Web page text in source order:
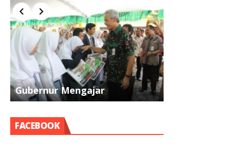
Gubernur Mengajar
FACEBOOK